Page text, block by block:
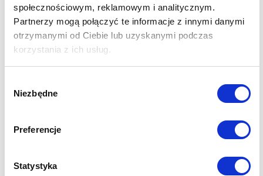
społecznościowym, reklamowym i analitycznym.
Partnerzy mogą połączyć te informacje z innymi danymi
otrzymanymi od Ciebie lub uzyskanymi podczas
korzystania z ich usług.
zgody
Niezbędne
Preferencje
Statystyka